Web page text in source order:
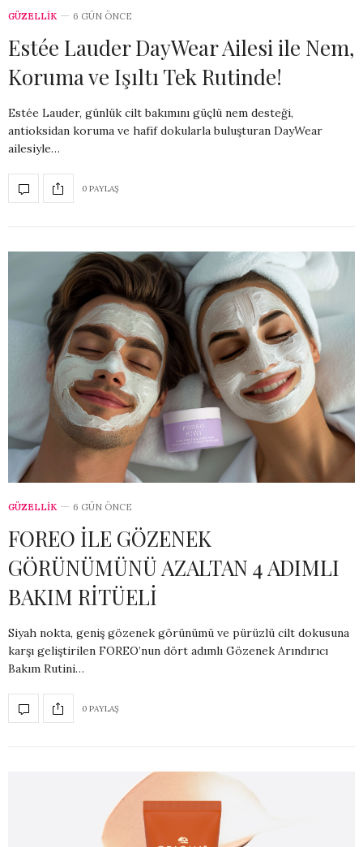
GÜZELLİK 6 GÜN ÖNCE
Estée Lauder DayWear Ailesi ile Nem,
Koruma ve Işıltı Tek Rutinde!
Estée Lauder, günlük cilt bakımını güçlü nem desteği,
antioksidan koruma ve hafif dokularla buluşturan DayWear
ailesiyle…
0 PAYLAŞ
GÜZELLİK 6 GÜN ÖNCE
FOREO İLE GÖZENEK
GÖRÜNÜMÜNÜ AZALTAN 4 ADIMLI
BAKIM RİTÜELİ
Siyah nokta, geniş gözenek görünümü ve pürüzlü cilt dokusuna
karşı geliştirilen FOREO’nun dört adımlı Gözenek Arındırıcı
Bakım Rutini…
0 PAYLAŞ